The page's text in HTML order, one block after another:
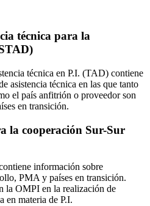
técnica para la
técnica en P.I. (TAD) contiene
asistencia técnica en las que tanto
el país anfitrión o proveedor son
en transición.
la cooperación Sur-Sur
información sobre
PMA y países en transición.
la OMPI en la realización de
en materia de P.I.